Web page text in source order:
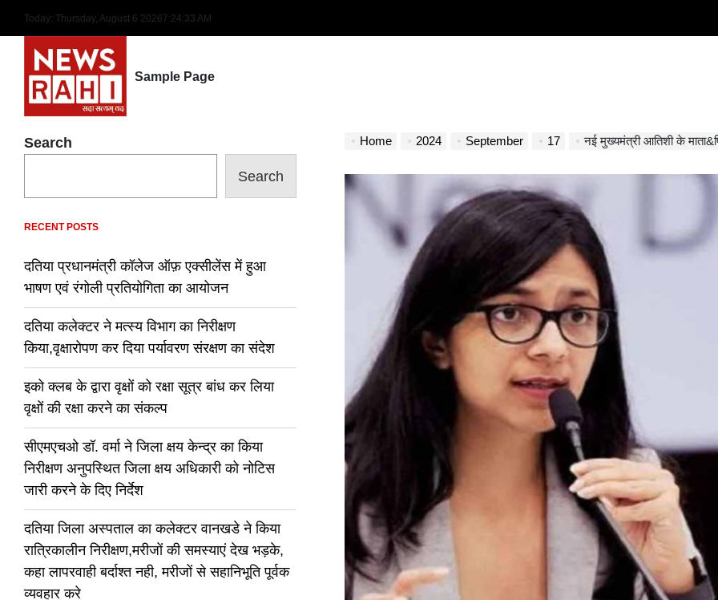
content
Today: Thursday, August 6 20267:24:34 AM
Sample Page
Home 2024 September 17 नई मुख्यमंत्री आतिशी के
Search
Search
RECENT POSTS
दतिया प्रधानमंत्री कॉलेज ऑफ़ एक्सीलेंस में हुआ
भाषण एवं रंगोली प्रतियोगिता का आयोजन
दतिया कलेक्टर ने मत्स्य विभाग का निरीक्षण
किया,वृक्षारोपण कर दिया पर्यावरण संरक्षण का संदेश
इको क्लब के द्वारा वृक्षों को रक्षा सूत्र बांध कर लिया
वृक्षों की रक्षा करने का संकल्प
सीएमएचओ डॉ. वर्मा ने जिला क्षय केन्द्र का किया
निरीक्षण अनुपस्थित जिला क्षय अधिकारी को नोटिस
जारी करने के दिए निर्देश
दतिया जिला अस्पताल का कलेक्टर वानखडे ने किया
रात्रिकालीन निरीक्षण,मरीजों की समस्याएं देख भड़के,
कहा लापरवाही बर्दाश्त नही, मरीजों से सहानिभूति पूर्वक
व्यवहार करे